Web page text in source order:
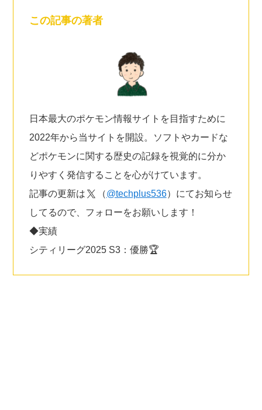
この記事の著者
日本最大のポケモン情報サイトを目指すために
2022年から当サイトを開設。ソフトやカードな
どポケモンに関する歴史の記録を視覚的に分か
りやすく発信することを心がけています。
記事の更新は
（@techplus536）にてお知らせ
してるので、フォローをお願いします！
◆実績
シティリーグ2025 S3：優勝🏆